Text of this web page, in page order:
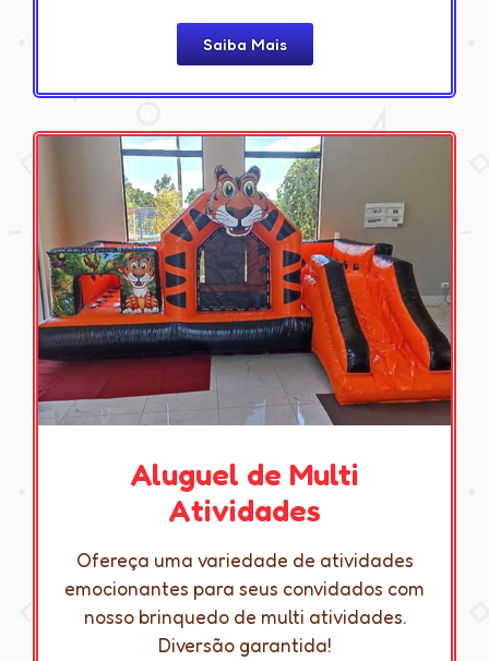
Saiba Mais
Aluguel de Multi
Atividades
Ofereça uma variedade de atividades
emocionantes para seus convidados com
nosso brinquedo de multi atividades.
Diversão garantida!